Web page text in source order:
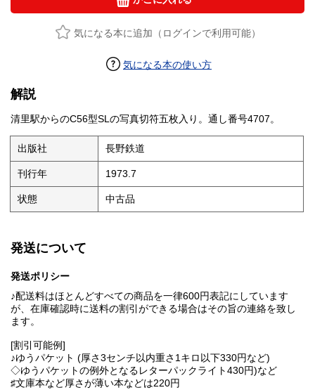
気になる本に追加（ログインで利用可能）
気になる本の使い方
解説
清里駅からのC56型SLの写真切符五枚入り。通し番号4707。
出版社 長野鉄道
刊行年 1973.7
状態 中古品
発送について
発送ポリシー
♪配送料はほとんどすべての商品を一律600円表記にしています
が、在庫確認時に送料の割引ができる場合はその旨の連絡を致し
ます。
[割引可能例]
♪ゆうパケット (厚さ3センチ以内重さ1キロ以下330円など)
◇ゆうパケットの例外となるレターパックライト430円)など
♯文庫本など厚さが薄い本などは220円